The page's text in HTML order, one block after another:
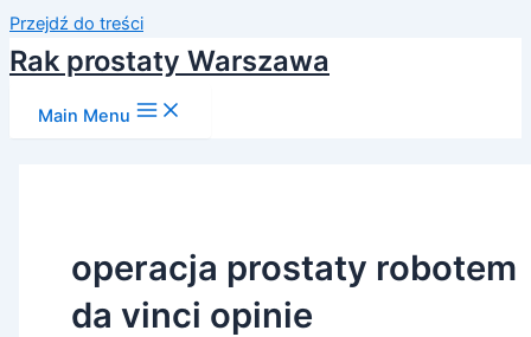
Przejdź do treści
Rak prostaty Warszawa
Main Menu
operacja prostaty robotem
da vinci opinie